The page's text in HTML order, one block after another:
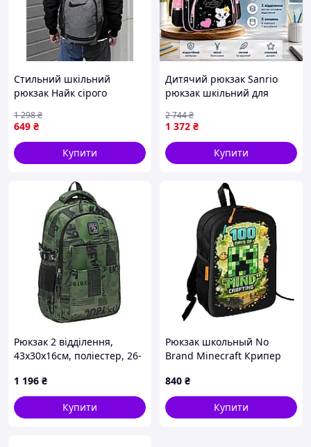
Стильний шкільний
рюкзак Найк сірого
старшого віку,
Універсальний, чоловічий
сірий рюкзак
649 ₴
1 298₴
Купити
Дитячий рюкзак Sanrio
рюкзак шкільний для
рюкзак на кожен день
шкільний та ігровий
дитячий рюкзак
1 372 ₴
2 744₴
Купити
Рюкзак 2 відділення,
43x30x16см, поліестер, 26-
1 196 ₴
Купити
Рюкзак школьный No
Brand Minecraft Крипер
D15-2026
840 ₴
Купити